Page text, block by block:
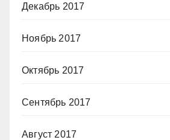
Декабрь 2017
Ноябрь 2017
Октябрь 2017
Сентябрь 2017
Август 2017